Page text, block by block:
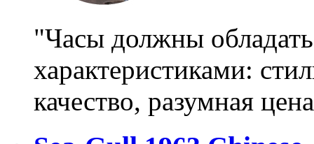
"Часы должны
характеристиками:
качество, разумная